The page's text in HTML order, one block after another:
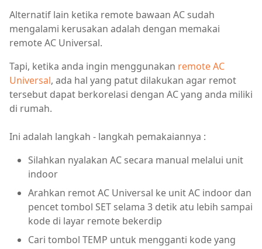
Alternatif lain ketika remote bawaan AC sudah
mengalami kerusakan adalah dengan memakai
remote AC Universal.
Tapi, ketika anda ingin menggunakan remote AC
Universal, ada hal yang patut dilakukan agar remot
tersebut dapat berkorelasi dengan AC yang anda miliki
di rumah.
Ini adalah langkah - langkah pemakaiannya :
Silahkan nyalakan AC secara manual melalui unit
indoor
Arahkan remot AC Universal ke unit AC indoor dan
pencet tombol SET selama 3 detik atu lebih sampai
kode di layar remote bekerdip
Cari tombol TEMP untuk mengganti kode yang